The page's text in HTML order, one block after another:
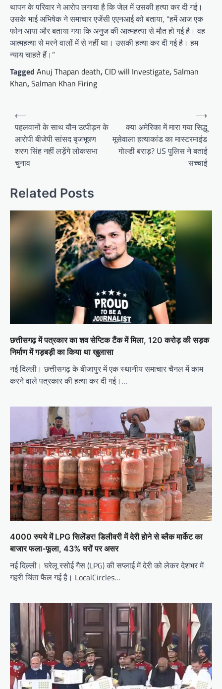
थापन के परिवार ने आरोप लगाया है कि जेल में उसकी हत्या कर दी गई।
उसके भाई अभिषेक ने समाचार एजेंसी एएनआई को बताया, “हमें आज एक
फोन आया और बताया गया कि अनुज की आत्महत्या से मौत हो गई है। वह
आत्महत्या से मरने वालों में से नहीं था। उसकी हत्या कर दी गई है। हम
न्याय चाहते हैं।”
Tagged Anuj Thapan death, CID will Investigate,Salman
Khan,Salman Khan Firing
Post
navigation
⟵
पहलवानों के साथ यौन उत्पीड़न के
आरोपी बीजेपी सांसद बृजभूषण
शरण सिंह नहीं लड़ेंगे लोकसभा
चुनाव
क्या अमेरिका में मारा गया सिद्धू
मूसेवाला हत्याकांड का मास्टरमाइंड
गोल्डी बराड़? US पुलिस ने बताई
सच्चाई
⟶
Related Posts
छत्तीसगढ़ में पत्रकार का शव सेप्टिक टैंक में मिला, 120 करोड़ की सड़क
निर्माण में गड़बड़ी का किया था खुलासा
नई दिल्ली। छत्तीसगढ़ के बीजापुर में एक स्थानीय समाचार चैनल में काम
करने वाले पत्रकार की हत्या कर दी गई।…
4000 रुपये में LPG सिलेंडर! डिलीवरी में देरी होने से ब्लैक मार्केट का
बाजार फला-फूला, 43% घरों पर असर
नई दिल्ली। घरेलू रसोई गैस (LPG) की सप्लाई में देरी को लेकर देशभर में
गहरी चिंता फैल गई है। LocalCircles…